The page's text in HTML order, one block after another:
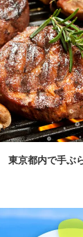
東京都内で手ぶ